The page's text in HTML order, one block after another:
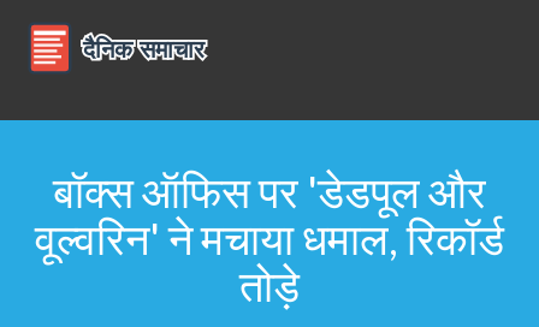
बॉक्स ऑफिस पर 'डेडपूल और
वूल्वरिन' ने मचाया धमाल, रिकॉर्ड
तोड़े